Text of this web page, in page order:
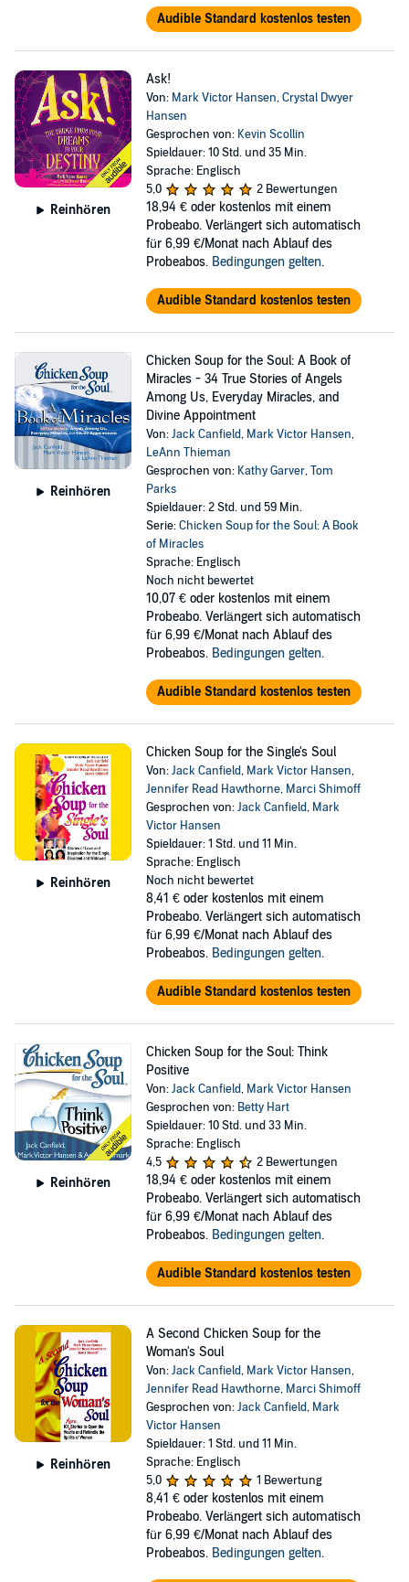
Audible Standard kostenlos testen
Reinhören
Ask!
Von: Mark Victor Hansen,Crystal Dwyer
Hansen
Gesprochen von: Kevin Scollin
Spieldauer: 10 Std. und 35 Min.
Sprache: Englisch
5,0
2 Bewertungen
18,94 € oder kostenlos mit einem
Probeabo. Verlängert sich automatisch
für 6,99 €/Monat nach Ablauf des
Probeabos. Bedingungen gelten.
Audible Standard kostenlos testen
Reinhören
Chicken Soup for the Soul: A Book of
Miracles - 34 True Stories of Angels
Among Us, Everyday Miracles, and
Divine Appointment
Von:Jack Canfield, Mark Victor Hansen,
LeAnn Thieman
Gesprochen von: Kathy Garver,Tom
Parks
Spieldauer: 2 Std. und 59 Min.
Serie:Chicken Soup for the Soul: A Book
of Miracles
Sprache: Englisch
Noch nicht bewertet
10,07 € oder kostenlos mit einem
Probeabo. Verlängert sich automatisch
für 6,99 €/Monat nach Ablauf des
Probeabos. Bedingungen gelten.
Audible Standard kostenlos testen
Reinhören
Chicken Soup for the Single's Soul
Von:Jack Canfield, Mark Victor Hansen,
Jennifer Read Hawthorne, Marci Shimoff
Gesprochen von:Jack Canfield, Mark
Victor Hansen
Spieldauer: 1 Std. und 11 Min.
Sprache: Englisch
Noch nicht bewertet
8,41 € oder kostenlos mit einem
Probeabo. Verlängert sich automatisch
für 6,99 €/Monat nach Ablauf des
Probeabos. Bedingungen gelten.
Audible Standard kostenlos testen
Reinhören
Chicken Soup for the Soul: Think
Positive
Von:Jack Canfield, Mark Victor Hansen
Gesprochen von: Betty Hart
Spieldauer: 10 Std. und 33 Min.
Sprache: Englisch
4,5
2 Bewertungen
18,94 € oder kostenlos mit einem
Probeabo. Verlängert sich automatisch
für 6,99 €/Monat nach Ablauf des
Probeabos. Bedingungen gelten.
Audible Standard kostenlos testen
Reinhören
A Second Chicken Soup for the
Woman's Soul
Von:Jack Canfield, Mark Victor Hansen,
Jennifer Read Hawthorne, Marci Shimoff
Gesprochen von:Jack Canfield, Mark
Victor Hansen
Spieldauer: 1 Std. und 11 Min.
Sprache: Englisch
5,0
1 Bewertung
8,41 € oder kostenlos mit einem
Probeabo. Verlängert sich automatisch
für 6,99 €/Monat nach Ablauf des
Probeabos. Bedingungen gelten.